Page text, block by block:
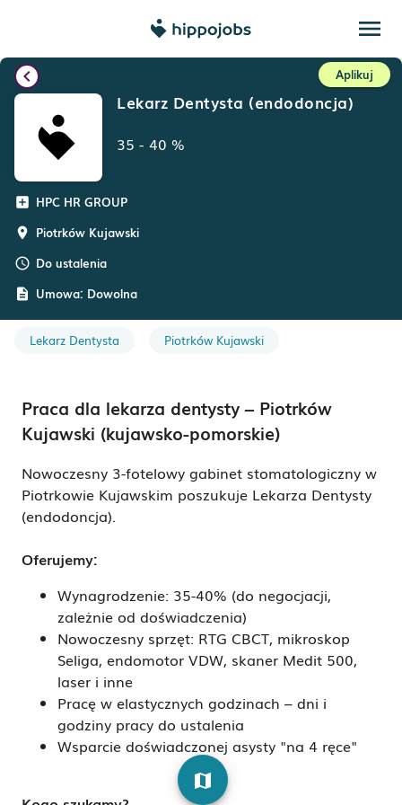
menu
chevron_left Aplikuj
Lekarz Dentysta (endodoncja)
35- 40 %
add_box HPC HR GROUP
room Piotrków Kujawski
schedule Do ustalenia
description Umowa: Dowolna
Lekarz Dentysta Piotrków Kujawski
Praca dla lekarza dentysty – Piotrków
Kujawski (kujawsko-pomorskie)
Nowoczesny 3-fotelowy gabinet stomatologiczny w
Piotrkowie Kujawskim poszukuje Lekarza Dentysty
(endodoncja).
Oferujemy:
Wynagrodzenie: 35-40% (do negocjacji,
zależnie od doświadczenia)
Nowoczesny sprzęt: RTG CBCT, mikroskop
Seliga, endomotor VDW, skaner Medit 500,
laser i inne
Pracę w elastycznych godzinach – dni i
godziny pracy do ustalenia
Wsparcie doświadczonej asysty "na 4 ręce"
map